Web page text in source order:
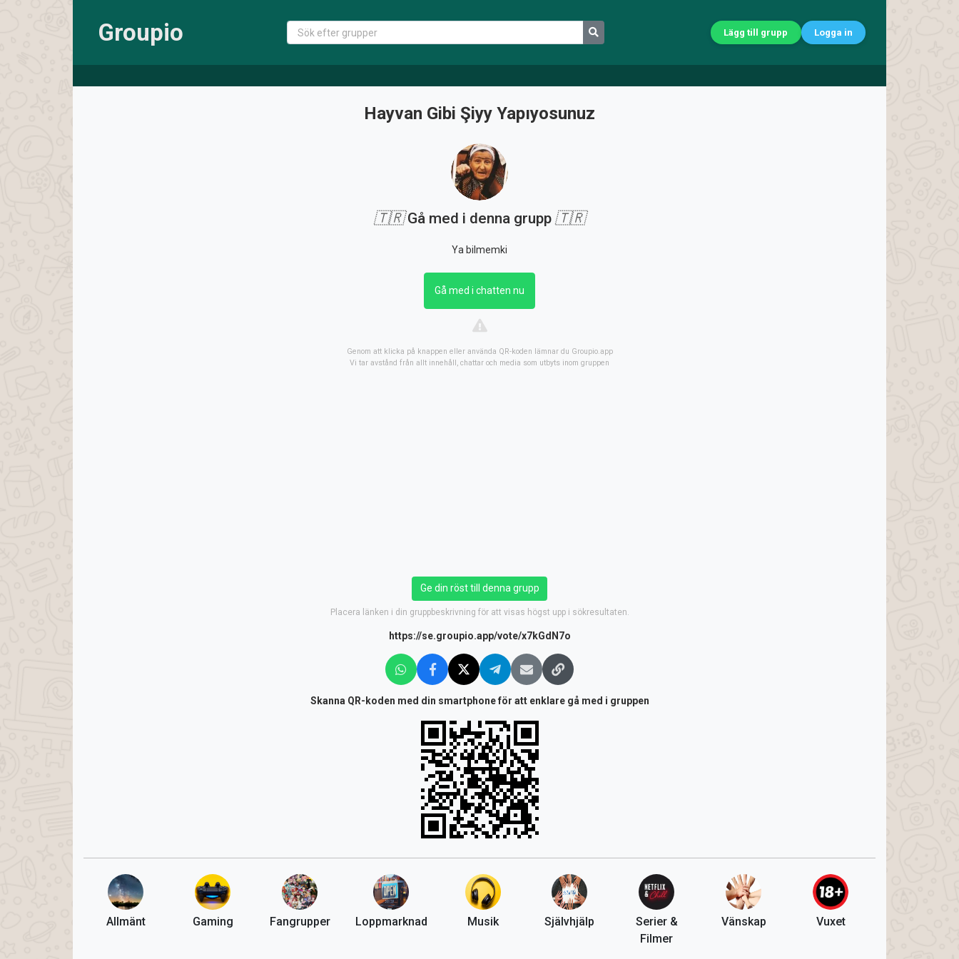
Groupio Lägg till grupp Logga in
Hayvan Gibi Şiyy Yapıyosunuz
🇹🇷Gå med i denna grupp 🇹🇷
Ya bilmemki
Gå med i chatten nu
Genom att klicka på knappen eller använda QR-koden lämnar du Groupio.app
Vi tar avstånd från allt innehåll, chattar och media som utbyts inom gruppen
Ge din röst till denna grupp
Placera länken i din gruppbeskrivning för att visas högst upp i sökresultaten.
https://se.groupio.app/vote/x7kGdN7o
Skanna QR-koden med din smartphone för att enklare gå med i gruppen
Allmänt Gaming Fangrupper Loppmarknad Musik Självhjälp
Serier &
Filmer
Vänskap Vuxet